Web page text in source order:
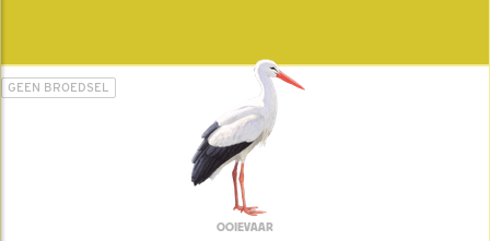
GEEN BROEDSEL
OOIEVAAR